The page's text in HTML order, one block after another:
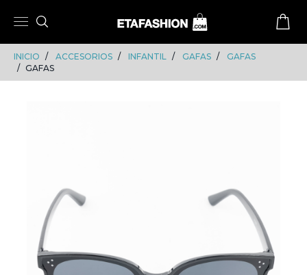
INICIO ACCESORIOS INFANTIL GAFAS
GAFAS
GAFAS